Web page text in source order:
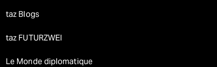
taz Blogs
taz FUTURZWEI
Le Monde diplomatique